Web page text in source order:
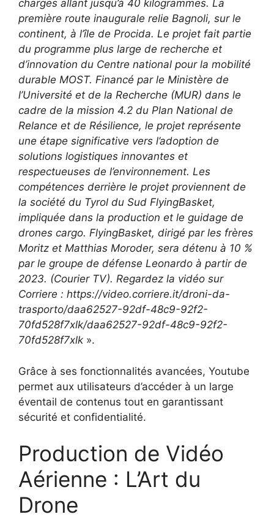
charges allant jusqu’à 40 kilogrammes. La
première route inaugurale relie Bagnoli, sur le
continent, à l’île de Procida. Le projet fait partie
du programme plus large de recherche et
d’innovation du Centre national pour la mobilité
durable MOST. Financé par le Ministère de
l’Université et de la Recherche (MUR) dans le
cadre de la mission 4.2 du Plan National de
Relance et de Résilience, le projet représente
une étape significative vers l’adoption de
solutions logistiques innovantes et
respectueuses de l’environnement. Les
compétences derrière le projet proviennent de
la société du Tyrol du Sud FlyingBasket,
impliquée dans la production et le guidage de
drones cargo. FlyingBasket, dirigé par les frères
Moritz et Matthias Moroder, sera détenu à 10 %
par le groupe de défense Leonardo à partir de
2023. (Courier TV). Regardez la vidéo sur
Corriere : https://video.corriere.it/droni-da-
trasporto/daa62527-92df-48c9-92f2-
70fd528f7xlk/daa62527-92df-48c9-92f2-
70fd528f7xlk ».
Grâce à ses fonctionnalités avancées, Youtube
permet aux utilisateurs d’accéder à un large
éventail de contenus tout en garantissant
sécurité et confidentialité.
Production de Vidéo
Aérienne : L’Art du
Drone